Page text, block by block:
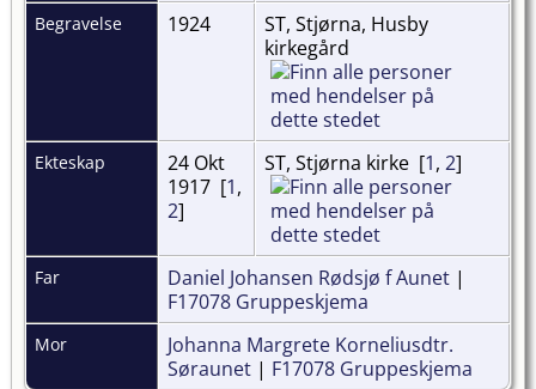
Begravelse 1924
ST, Stjørna, Husby
kirkegård
Ekteskap
24 Okt
1917 [1,
2]
ST, Stjørna kirke [1, 2]
Far Daniel Johansen Rødsjø f Aunet |
F17078 Gruppeskjema
Mor
Johanna Margrete Korneliusdtr.
Søraunet | F17078 Gruppeskjema